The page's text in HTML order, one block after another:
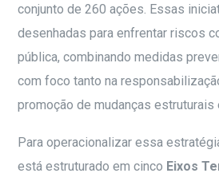
conjunto de 260 ações. Essas
desenhadas para enfrentar riscos
pública, combinando medidas
com foco tanto na
promoção de mudanças estruturais
Para operacionalizar essa
está estruturado em cinco Eixos